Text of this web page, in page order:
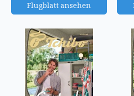
Flugblatt ansehen